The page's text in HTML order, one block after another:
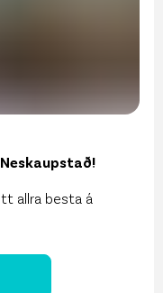
allra besta á